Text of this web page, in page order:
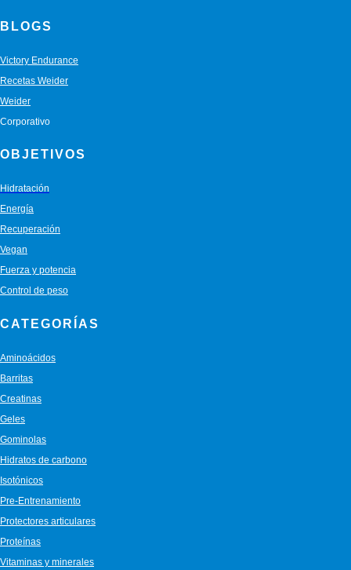
BLOGS
Victory Endurance
Recetas Weider
Weider
Corporativo
OBJETIVOS
Hidratación
Energía
Recuperación
Vegan
Fuerza y potencia
Control de peso
CATEGORÍAS
Aminoácidos
Barritas
Creatinas
Geles
Gominolas
Hidratos de carbono
Isotónicos
Pre-Entrenamiento
Protectores articulares
Proteínas
Vitaminas y minerales